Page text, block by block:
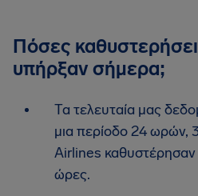
Πόσες
υπήρξαν σήμερα;
Τα τελευταία μας
μια περίοδο 24 ωρών,
Airlines καθυστέρησαν
ώρες.